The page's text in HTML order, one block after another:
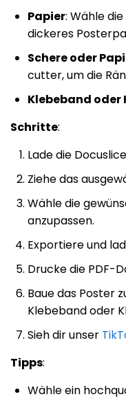
Papier: Wähle
dickeres
Schere oder
cutter, um die
Klebeband oder
Schritte:
Lade die
Ziehe das
Wähle die
anzupassen.
Exportiere und
Drucke die PDF-
Baue das Poster
Klebeband oder
Sieh dir unser
Tipps:
Wähle ein